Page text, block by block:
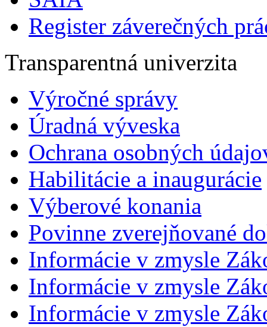
Register záverečných
Transparentná univerzita
Výročné správy
Úradná výveska
Ochrana osobných
Habilitácie a inaugurácie
Výberové konania
Povinne zverejňované
Informácie v zmysle
Informácie v zmysle
Informácie v zmysle